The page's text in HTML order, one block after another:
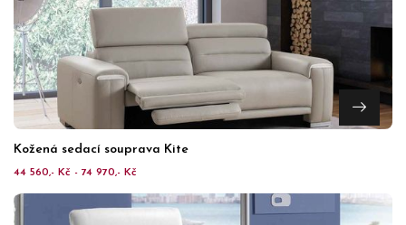
Kožená sedací souprava Kite
44 560,- Kč - 74 970,- Kč